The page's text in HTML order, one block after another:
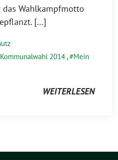
Wahlkampfmotto
[…]
Kommunalwahl 2014,
Mein
WEITERLESEN